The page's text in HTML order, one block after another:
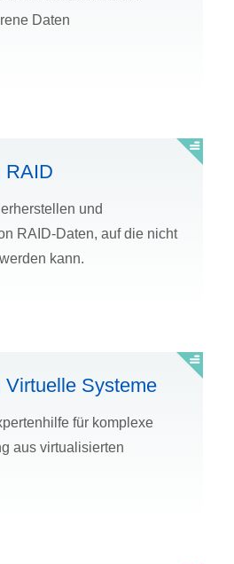
Daten
RAID
und
RAID-Daten, auf die nicht
kann.
Virtuelle Systeme
für komplexe
aus virtualisierten